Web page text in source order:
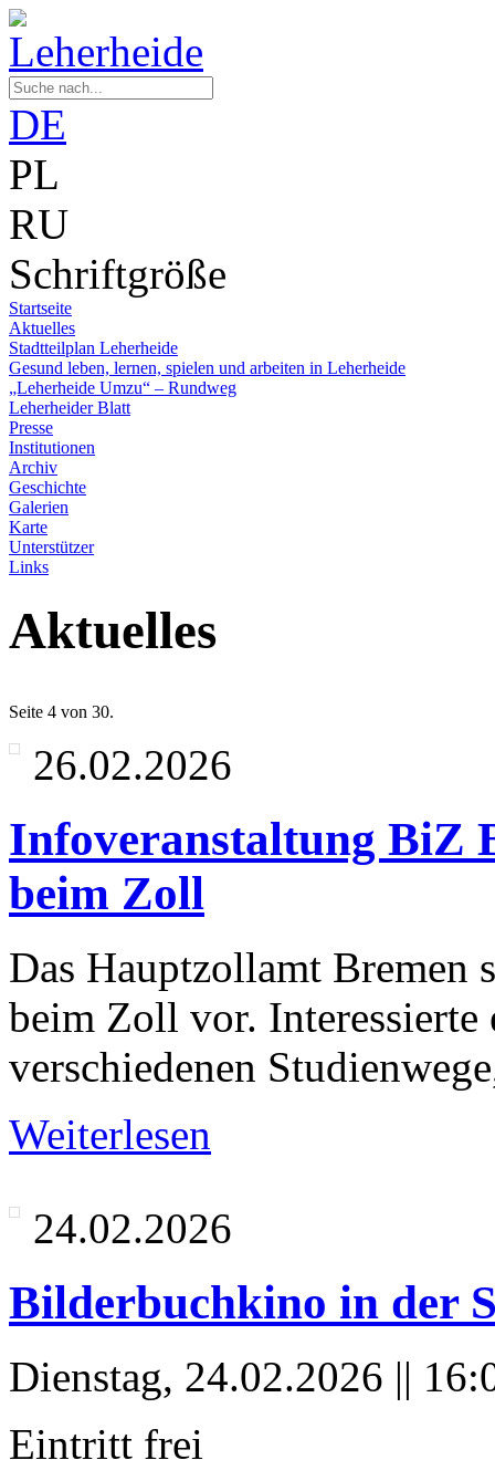
DE
PL
RU
Schriftgröße
Startseite
Aktuelles
Stadtteilplan Leherheide
Gesund leben, lernen, spielen und arbeiten in Leherheide
„Leherheide Umzu“ – Rundweg
Leherheider Blatt
Presse
Institutionen
Archiv
Geschichte
Galerien
Karte
Unterstützer
Links
Aktuelles
Seite 4 von 30.
26.02.2026
Infoveranstaltung BiZ
beim Zoll
Das Hauptzollamt Bremen
beim Zoll vor.
verschiedenen
Weiterlesen
24.02.2026
Bilderbuchkino in der
Dienstag, 24.02.2026 ||
Eintritt frei